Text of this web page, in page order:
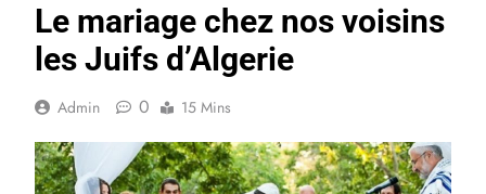
Le mariage chez nos voisins
les Juifs d’Algerie
Admin 0 15 Mins